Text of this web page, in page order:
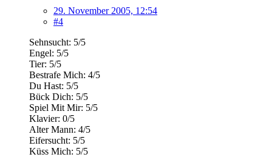
29. November 2005, 12:54
#4
Sehnsucht: 5/5
Engel: 5/5
Tier: 5/5
Bestrafe Mich: 4/5
Du Hast: 5/5
Bück Dich: 5/5
Spiel Mit Mir: 5/5
Klavier: 0/5
Alter Mann: 4/5
Eifersucht: 5/5
Küss Mich: 5/5